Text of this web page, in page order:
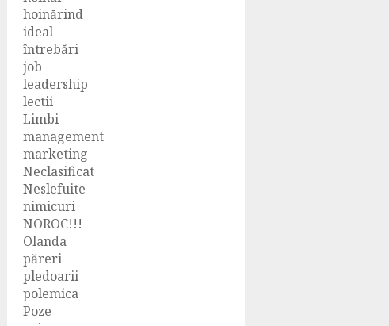
hoinărind
ideal
întrebări
job
leadership
lectii
Limbi
management
marketing
Neclasificat
Neslefuite
nimicuri
NOROC!!!
Olanda
păreri
pledoarii
polemica
Poze